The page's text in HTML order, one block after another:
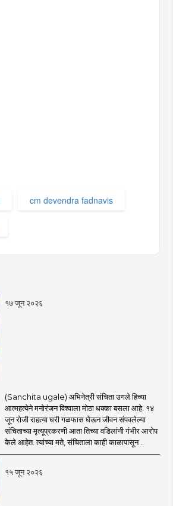
cm devendra fadnavis
१७ जून २०२६
(Sanchita ugale) अभिनेत्री संचिता उगले हिच्या
आत्महत्येने मनोरंजन विश्वाला मोठा धक्का बसला आहे. १४
जून रोजी राहत्या घरी गळफास घेऊन जीवन संपवलेल्या
संचिताच्या मृत्यूप्रकरणी आता तिच्या वडिलांनी गंभीर आरोप
केले आहेत. त्यांच्या मते, संचिताला काही काळापासून ..
१५ जून २०२६